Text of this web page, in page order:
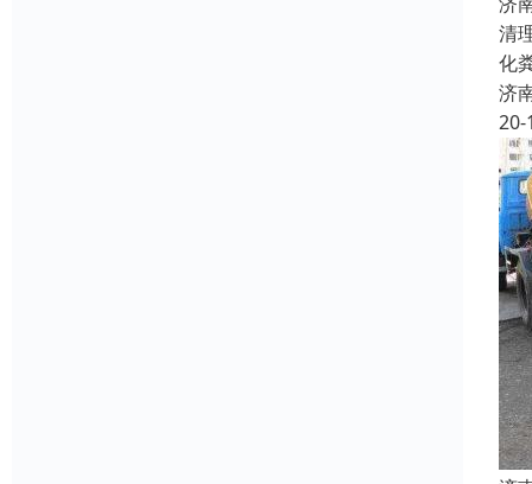
清
化
济
20-